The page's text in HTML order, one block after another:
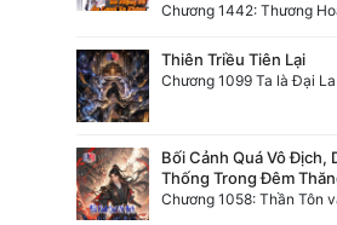
Thiên Triều Tiên Lại
Bối Cảnh Quá Vô Địch,
Thống Trong Đêm